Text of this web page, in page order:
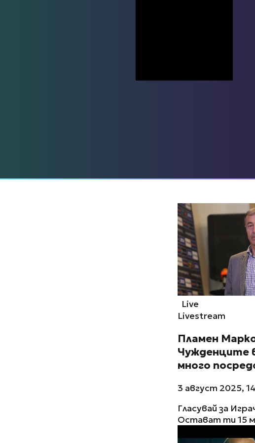
Live
Livestream
Пламен
Чужденците
много
3 август 2025,
Гласувай за
Остават ти 15